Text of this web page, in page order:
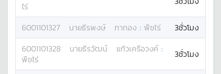
ไร่
6001101327 นายธีรพงษ์ ทาทอง : พืชไร่
3ชั่วโมง
6001101328
นายธีรวัฒน์ แก้วเครือวงค์ :
พืชไร่
3ชั่วโมง